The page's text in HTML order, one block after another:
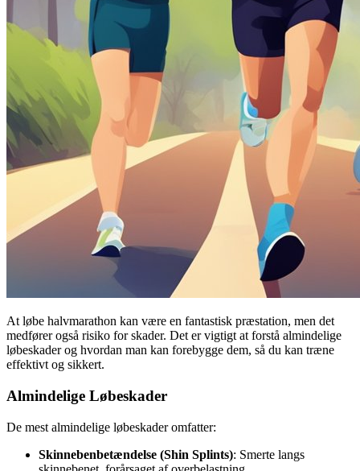
At løbe halvmarathon kan være en fantastisk præstation, men det
medfører også risiko for skader. Det er vigtigt at forstå almindelige
løbeskader og hvordan man kan forebygge dem, så du kan træne
effektivt og sikkert.
Almindelige Løbeskader
De mest almindelige løbeskader omfatter:
Skinnebenbetændelse (Shin Splints): Smerte langs